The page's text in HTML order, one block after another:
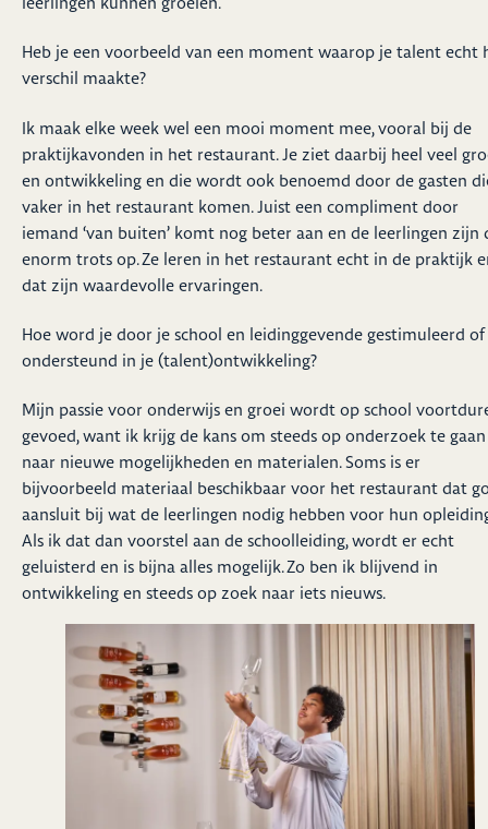
Heb je een voorbeeld van een moment waarop je talent echt
verschil maakte?
Ik maak elke week wel een mooi moment mee, vooral bij de
praktijkavonden in het restaurant. Je ziet daarbij heel veel
en ontwikkeling en die wordt ook benoemd door de gasten
vaker in het restaurant komen. Juist een compliment door
iemand ‘van buiten’ komt nog beter aan en de leerlingen zijn
enorm trots op. Ze leren in het restaurant echt in de praktijk
dat zijn waardevolle ervaringen.
Hoe word je door je school en leidinggevende gestimuleerd of
ondersteund in je (talent)ontwikkeling?
Mijn passie voor onderwijs en groei wordt op school
gevoed, want ik krijg de kans om steeds op onderzoek te gaan
naar nieuwe mogelijkheden en materialen. Soms is er
bijvoorbeeld materiaal beschikbaar voor het restaurant dat
aansluit bij wat de leerlingen nodig hebben voor hun
Als ik dat dan voorstel aan de schoolleiding, wordt er echt
geluisterd en is bijna alles mogelijk. Zo ben ik blijvend in
ontwikkeling en steeds op zoek naar iets nieuws.